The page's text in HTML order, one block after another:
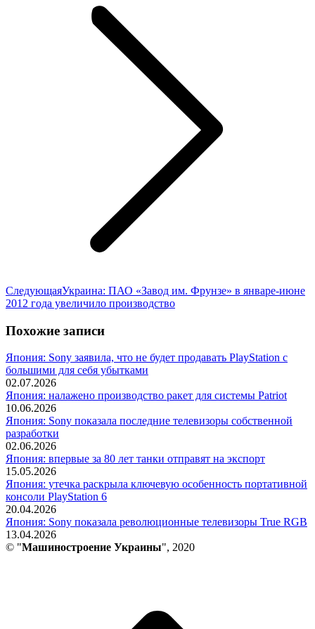
СледующаяСледующая
запись:
Украина: ПАО «Завод им. Фрунзе» в январе-июне
2012 года увеличило производство
Похожие записи
Япония: Sony заявила, что не будет продавать PlayStation с
большими для себя убытками
02.07.2026
Япония: налажено производство ракет для системы Patriot
10.06.2026
Япония: Sony показала последние телевизоры собственной
разработки
02.06.2026
Япония: впервые за 80 лет танки отправят на экспорт
15.05.2026
Япония: утечка раскрыла ключевую особенность портативной
консоли PlayStation 6
20.04.2026
Япония: Sony показала революционные телевизоры True RGB
13.04.2026
© "Машиностроение Украины", 2020